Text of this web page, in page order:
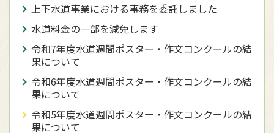
上下水道事業における事務を委託しました
水道料金の一部を減免します
令和7年度水道週間ポスター・作文コンクールの結
果について
令和6年度水道週間ポスター・作文コンクールの結
果について
令和5年度水道週間ポスター・作文コンクールの結
果について